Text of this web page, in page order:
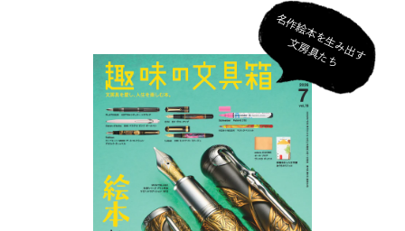
名
作
絵
本
を
生
み
出
す
文
房
具
た
ち